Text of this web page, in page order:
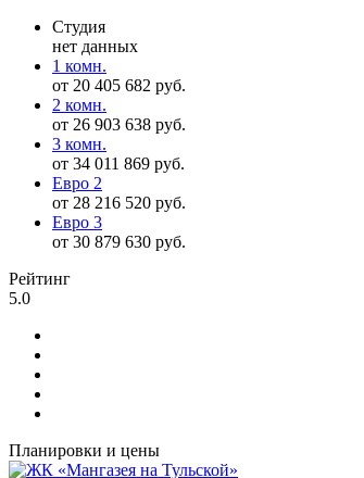
Студия
нет данных
1 комн.
от 20 405 682 руб.
2 комн.
от 26 903 638 руб.
3 комн.
от 34 011 869 руб.
Евро 2
от 28 216 520 руб.
Евро 3
от 30 879 630 руб.
Рейтинг
5.0
Планировки и цены